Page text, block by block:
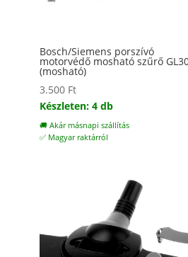
Bosch/Siemens porszívó
motorvédő mosható szűrő
(mosható)
3.500 Ft
Készleten: 4 db
🚚 Akár másnapi szállítás
✅ Magyar raktárról